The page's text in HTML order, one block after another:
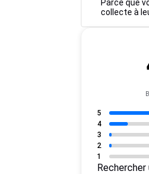
Parce que
collecte à
5
4
3
2
1